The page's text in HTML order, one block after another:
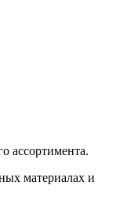
ассортимента.
материалах и